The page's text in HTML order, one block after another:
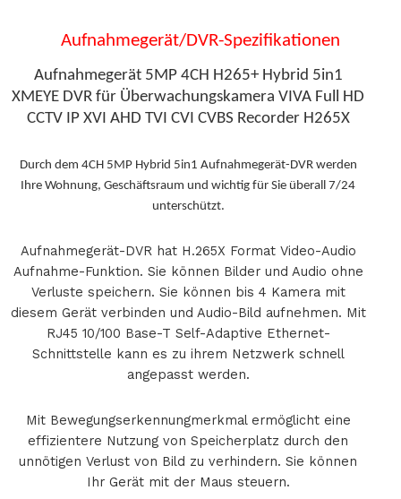
Aufnahmegerät/DVR-Spezifikationen
Aufnahmegerät 5MP 4CH H265+ Hybrid 5in1
XMEYE DVR für Überwachungskamera VIVA Full HD
CCTV IP XVI AHD TVI CVI CVBS Recorder H265X
Durch dem 4CH 5MP Hybrid 5in1 Aufnahmegerät-DVR werden
Ihre Wohnung, Geschäftsraum und wichtig für Sie überall 7/24
unterschützt.
Aufnahmegerät-DVR hat H.265X Format Video-Audio
Aufnahme-Funktion. Sie können Bilder und Audio ohne
Verluste speichern. Sie können bis 4 Kamera mit
diesem Gerät verbinden und Audio-Bild aufnehmen. Mit
RJ45 10/100 Base-T Self-Adaptive Ethernet-
Schnittstelle kann es zu ihrem Netzwerk schnell
angepasst werden.
Mit Bewegungserkennungmerkmal ermöglicht eine
effizientere Nutzung von Speicherplatz durch den
unnötigen Verlust von Bild zu verhindern. Sie können
Ihr Gerät mit der Maus steuern.